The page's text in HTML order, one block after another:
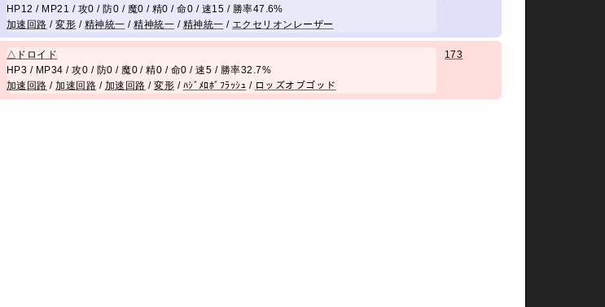
HP12 / MP21 / 攻0 / 防0 / 魔0 / 精0 / 命0 / 速15 / 勝率47.6%
加速回路 /変形 / 精神統一 /精神統一 / 精神統一 / エクセリオンレーザー
△ ドロイド
HP3 / MP34 / 攻0 / 防0 / 魔0 / 精0 / 命0 / 速5 / 勝率32.7%
加速回路 /加速回路 / 加速回路 /変形 / ﾊｼﾞﾒﾛﾎﾞﾌﾗｯｼｭ / ロッズオブゴッド
173